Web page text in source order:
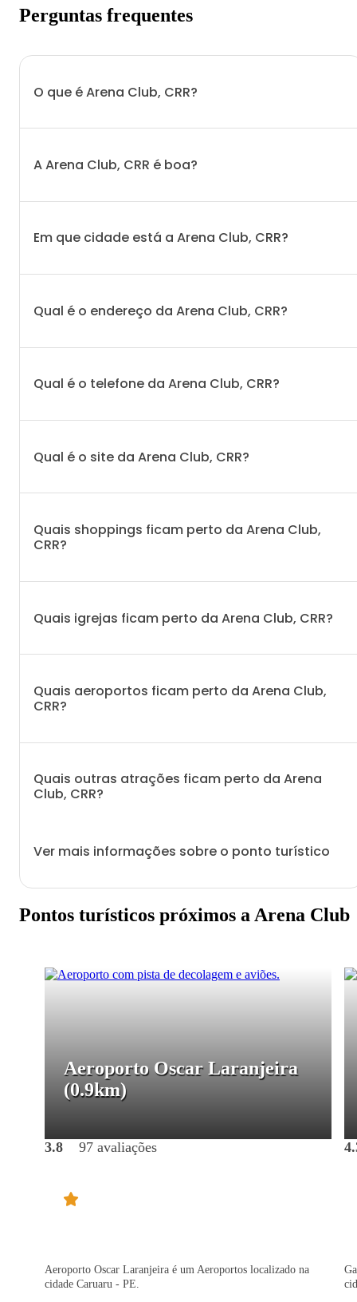
Perguntas frequentes
O que é Arena Club, CRR?
A Arena Club, CRR é boa?
Em que cidade está a Arena Club, CRR?
Qual é o endereço da Arena Club, CRR?
Qual é o telefone da Arena Club, CRR?
Qual é o site da Arena Club, CRR?
Quais shoppings ficam perto da Arena Club,
CRR?
Quais igrejas ficam perto da Arena Club, CRR?
Quais aeroportos ficam perto da Arena Club,
CRR?
Quais outras atrações ficam perto da Arena
Club, CRR?
Ver mais informações sobre o ponto turístico
Pontos turísticos próximos a Arena Club
Aeroporto Oscar Laranjeira
(0.9km)
3.8 97 avaliações
Aeroporto Oscar Laranjeira é um Aeroportos localizado na
cidade Caruaru - PE.